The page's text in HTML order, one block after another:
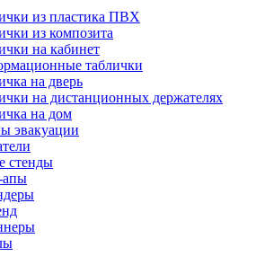
из пластика ПВХ
из композита
на кабинет
таблички
на дверь
на дистанционных держателях
на дом
эвакуации
стенды
апы